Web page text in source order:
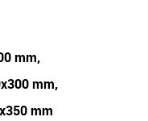
mm,
mm,
mm